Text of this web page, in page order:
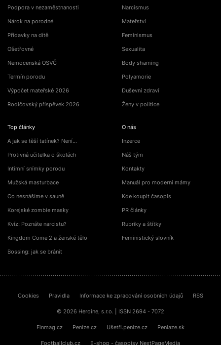
Podpora v nezaměstnanosti
Nárok na porodné
Přídavky na dítě
Ošetřovné
Nemocenská OSVČ
Termín porodu
Výpočet mateřské 2026
Rodičovský příspěvek 2026
Top články
A jak se těší tatínek? Není…
Protivná učitelka o školách
Intimní snímky porodu
Mužská masturbace
Co nesnášíme v sauně
Korejské zombie masky
Kvíz: Poznáte narcistu?
Kingdom Come 2 a ženské tělo
Bossing: jak se bránit
Narcismus
Mateřství
Feminismus
Sexualita
Body shaming
Polyamorie
Duševní zdraví
Ženy v politice
O nás
Inzerce
Náš tým
Kontakty
Manuál pro moderní mámy
Kde koupit časopis
PR články
Rubriky a štítky
Feministický slovník
Cookies Pravidla Informace ke zpracování osobních údajů RSS
© 2026 Heroine, s.r.o. | ISSN 2694 - 7072
Finmag.cz Peníze.cz Ušetři.peníze.cz Peniaze.sk
Footballclub.cz E-shop - časopisy NextPageMedia